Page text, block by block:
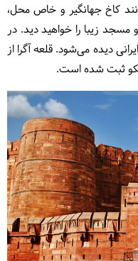
کاخ جهانگیر و خاص محل،
مسجد زیبا را خواهید دید. در
دیده می‌شود. قلعه آگرا از